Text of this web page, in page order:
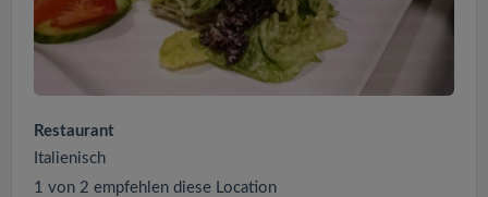
Restaurant
Italienisch
1 von 2 empfehlen diese Location